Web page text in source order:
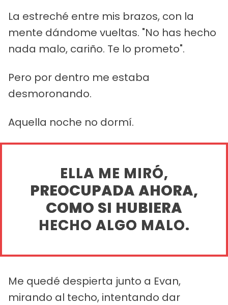
La estreché entre mis brazos, con la
mente dándome vueltas. "No has hecho
nada malo, cariño. Te lo prometo".
Pero por dentro me estaba
desmoronando.
Aquella noche no dormí.
ELLA ME MIRÓ,
PREOCUPADA AHORA,
COMO SI HUBIERA
HECHO ALGO MALO.
Me quedé despierta junto a Evan,
mirando al techo, intentando dar